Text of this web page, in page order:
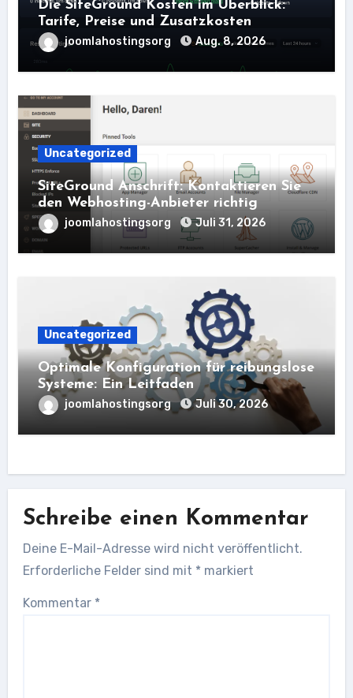
Die SiteGround Kosten im Überblick:
Tarife, Preise und Zusatzkosten
joomlahostingsorg Aug. 8, 2026
Uncategorized
SiteGround Anschrift: Kontaktieren Sie
den Webhosting-Anbieter richtig
joomlahostingsorg Juli 31, 2026
Uncategorized
Optimale Konfiguration für reibungslose
Systeme: Ein Leitfaden
joomlahostingsorg Juli 30, 2026
Schreibe einen Kommentar
Deine E-Mail-Adresse wird nicht veröffentlicht.
Erforderliche Felder sind mit * markiert
Kommentar *